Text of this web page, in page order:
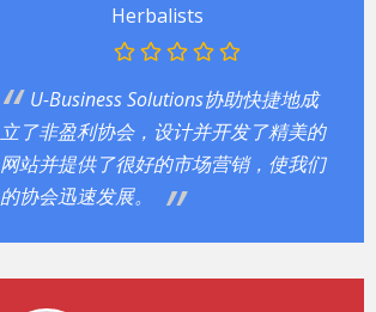
Herbalists
U-Business Solutions协助快捷地成
立了非盈利协会，设计并开发了精美的
网站并提供了很好的市场营销，使我们
的协会迅速发展。